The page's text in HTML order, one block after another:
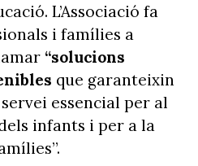
L’Associació fa
i famílies a
“solucions
que garanteixin
essencial per al
infants i per a la